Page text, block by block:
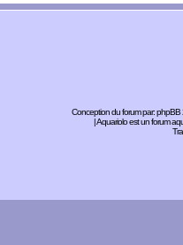
Conception du forum par:phpBB
| Aquariolo est un forum